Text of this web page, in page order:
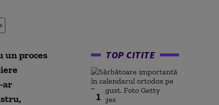
un proces
ar
TOP CITITE
1